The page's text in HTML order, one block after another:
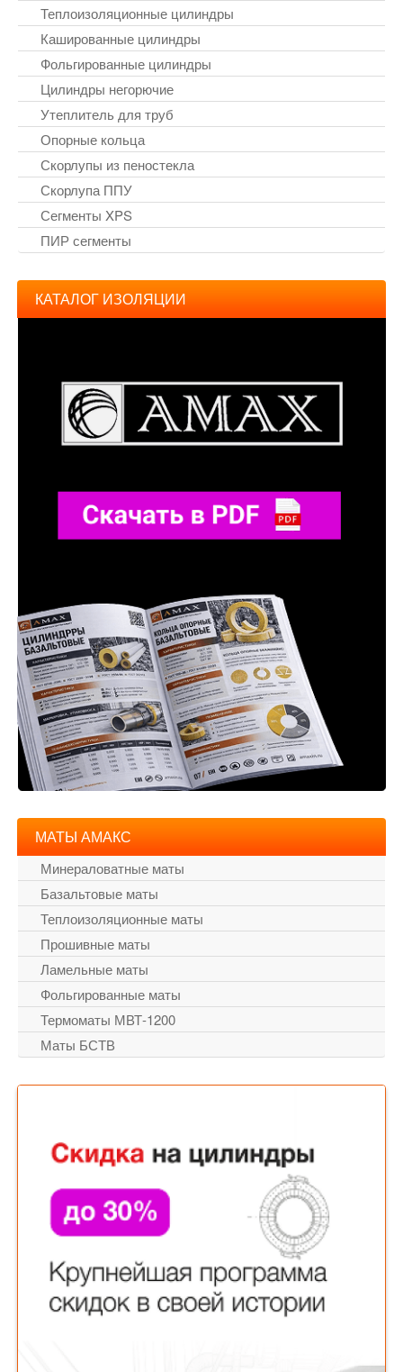
Теплоизоляционные цилиндры
Кашированные цилиндры
Фольгированные цилиндры
Цилиндры негорючие
Утеплитель для труб
Опорные кольца
Скорлупы из пеностекла
Скорлупа ППУ
Сегменты XPS
ПИР сегменты
КАТАЛОГ ИЗОЛЯЦИИ
МАТЫ АМАКС
Минераловатные маты
Базальтовые маты
Теплоизоляционные маты
Прошивные маты
Ламельные маты
Фольгированные маты
Термоматы МВТ-1200
Маты БСТВ